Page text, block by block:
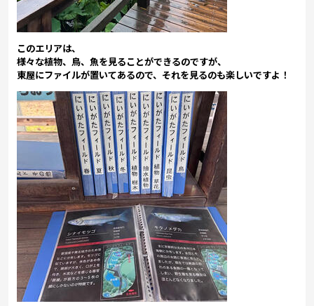
このエリアは、
様々な植物、鳥、魚を見ることができるのですが、
東屋にファイルが置いてあるので、それを見るのも楽しいですよ！